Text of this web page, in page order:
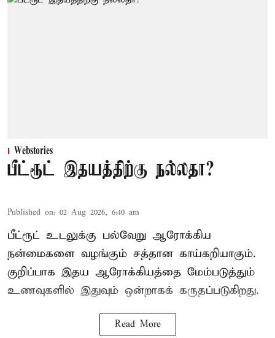
Webstories
பீட்ரூட் இதயத்திற்கு நல்லதா?
Published on: 02 Aug 2026, 6:40 am
பீட்ரூட் உடலுக்கு பல்வேறு ஆரோக்கிய
நன்மைகளை வழங்கும் சத்தான காய்கறியாகும்.
குறிப்பாக இதய ஆரோக்கியத்தை மேம்படுத்தும்
உணவுகளில் இதுவும் ஒன்றாகக் கருதப்படுகிறது.
Read More